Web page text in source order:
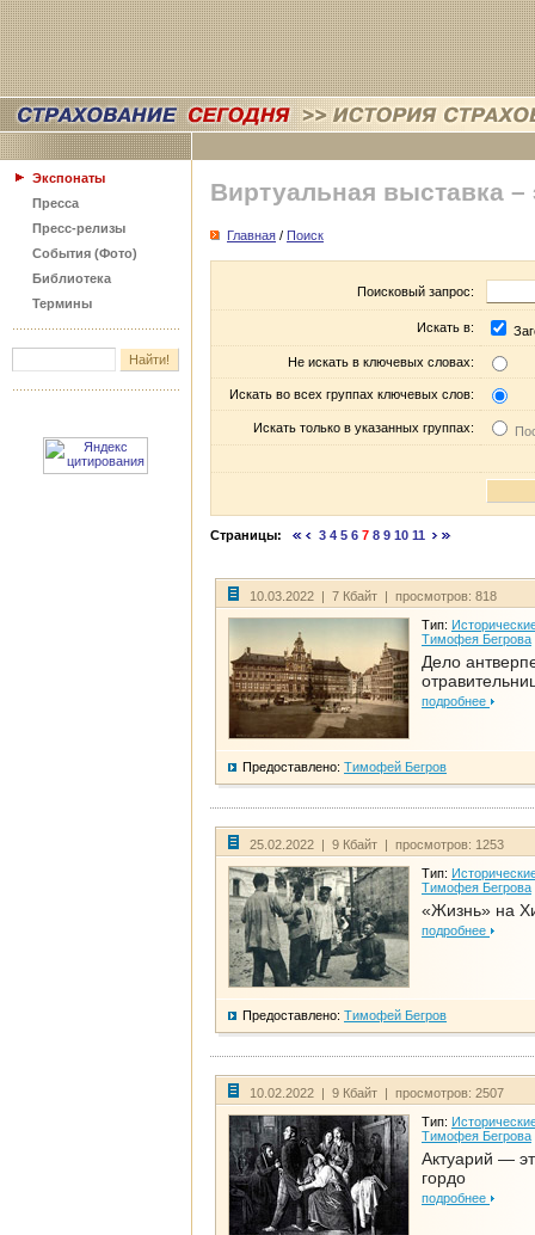
Экспонаты
Пресса
Пресс-релизы
События (Фото)
Библиотека
Термины
Виртуальная выставка –
Главная / Поиск
Поисковый запрос:
Искать в:
Не искать в ключевых словах:
Искать во всех группах ключевых слов:
Искать только в указанных группах:
Страницы: 3 4 5 6 7 8 9 10 11
10.03.2022 | 7 Кбайт | просмотров: 818
Тип:
Тимофея Бегрова
Дело
подробнее
Предоставлено: Тимофей Бегров
25.02.2022 | 9 Кбайт | просмотров: 1253
Тип:
Тимофея Бегрова
«Жизнь» на
подробнее
Предоставлено: Тимофей Бегров
10.02.2022 | 9 Кбайт | просмотров: 2507
Тип:
Тимофея Бегрова
Актуарий —
гордо
подробнее